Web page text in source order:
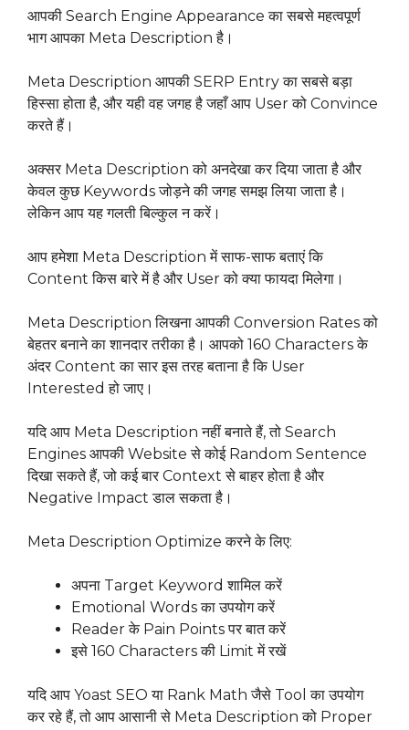
आपकी Search Engine Appearance का सबसे महत्वपूर्ण
भाग आपका Meta Description है।
Meta Description आपकी SERP Entry का सबसे बड़ा
हिस्सा होता है, और यही वह जगह है जहाँ आप User को Convince
करते हैं।
अक्सर Meta Description को अनदेखा कर दिया जाता है और
केवल कुछ Keywords जोड़ने की जगह समझ लिया जाता है।
लेकिन आप यह गलती बिल्कुल न करें।
आप हमेशा Meta Description में साफ-साफ बताएं कि
Content किस बारे में है और User को क्या फायदा मिलेगा।
Meta Description लिखना आपकी Conversion Rates को
बेहतर बनाने का शानदार तरीका है। आपको 160 Characters के
अंदर Content का सार इस तरह बताना है कि User
Interested हो जाए।
यदि आप Meta Description नहीं बनाते हैं, तो Search
Engines आपकी Website से कोई Random Sentence
दिखा सकते हैं, जो कई बार Context से बाहर होता है और
Negative Impact डाल सकता है।
Meta Description Optimize करने के लिए:
अपना Target Keyword शामिल करें
Emotional Words का उपयोग करें
Reader के Pain Points पर बात करें
इसे 160 Characters की Limit में रखें
यदि आप Yoast SEO या Rank Math जैसे Tool का उपयोग
कर रहे हैं, तो आप आसानी से Meta Description को Proper